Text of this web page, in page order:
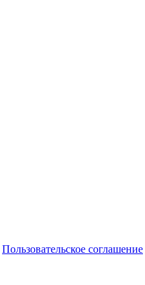
Пользовательское соглашение